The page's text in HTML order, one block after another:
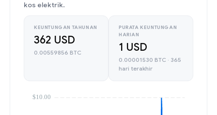
kos elektrik.
KEUNTUNGAN TAHUNAN
362 USD
0.00559856 BTC
PURATA KEUNTUNGAN
HARIAN
1 USD
0.00001530 BTC · 365
hari terakhir